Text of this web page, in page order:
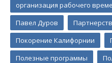
организация рабочего
Павел Дуров
Покорение Калифорнии
Полезные программы